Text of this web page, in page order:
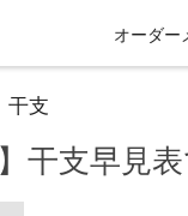
オーダー
干支
干支早見